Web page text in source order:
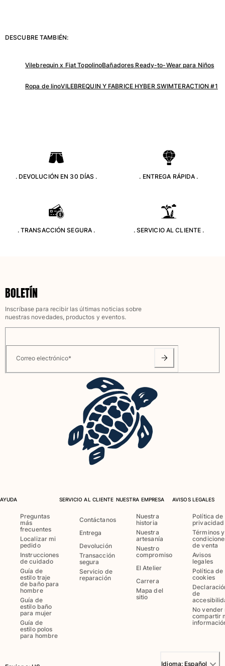
DESCUBRE TAMBIÉN:
Vilebrequin x Fiat TopolinoBañadores Ready-to-Wear para Niños
Ropa de linoVILEBREQUIN Y FABRICE HYBER SWIMTERACTION #1
. DEVOLUCIÓN EN 30 DÍAS . . ENTREGA RÁPIDA .
. TRANSACCIÓN SEGURA . . SERVICIO AL CLIENTE .
BOLETÍN
Inscríbase para recibir las últimas noticias sobre
nuestras novedades, productos y eventos.
Correo electrónico*
AYUDA
Preguntas
más
frecuentes
Localizar mi
pedido
Instrucciones
de cuidado
Guía de
estilo traje
de baño para
hombre
Guía de
estilo baño
para mujer
Guía de
estilo polos
para hombre
SERVICIO AL CLIENTE
Contáctanos
Entrega
Devolución
Transacción
segura
Servicio de
reparación
NUESTRA EMPRESA
Nuestra
historia
Nuestra
artesanía
Nuestro
compromiso
El Atelier
Carrera
Mapa del
sitio
AVISOS LEGALES
Política de
privacidad
Términos y
de venta
Avisos
legales
Política de
cookies
de
No vender
compartir
Idioma: Español